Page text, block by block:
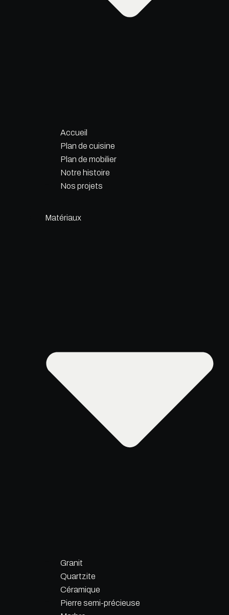
Accueil
Plan de cuisine
Plan de mobilier
Notre histoire
Nos projets
Matériaux
Granit
Quartzite
Céramique
Pierre semi-précieuse